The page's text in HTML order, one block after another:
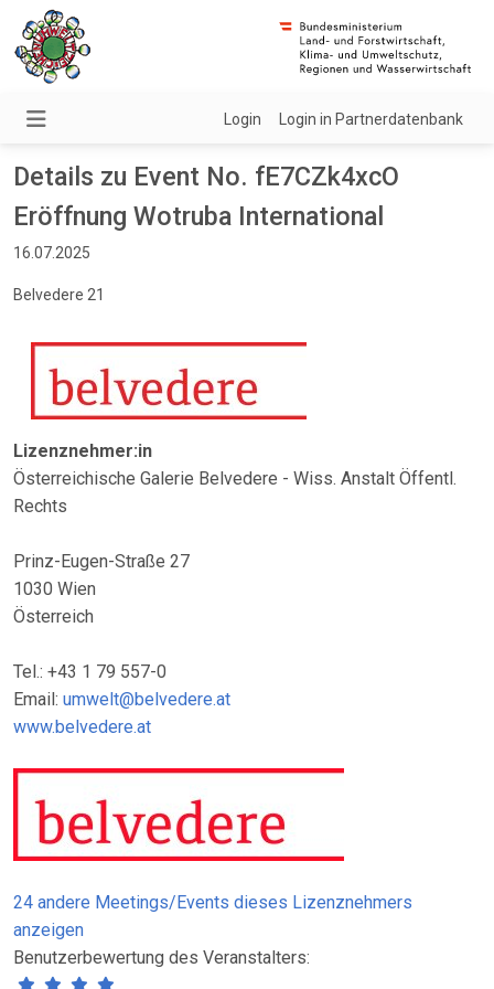
Login Login in Partnerdatenbank
Details zu Event No. fE7CZk4xcO
Eröffnung Wotruba International
16.07.2025
Belvedere 21
Lizenznehmer:in
Österreichische Galerie Belvedere - Wiss. Anstalt Öffentl.
Rechts
Prinz-Eugen-Straße 27
1030 Wien
Österreich
Tel.: +43 1 79 557-0
Email: umwelt@belvedere.at
www.belvedere.at
24 andere Meetings/Events dieses Lizenznehmers
anzeigen
Benutzerbewertung des Veranstalters: